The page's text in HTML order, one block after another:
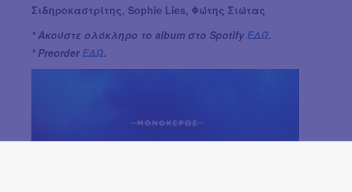
Σιδηροκαστρίτης, Sophie Lies, Φώτης Σιώτας
* Ακούστε ολόκληρο το album στο Spotify ΕΔΩ.
* Preorder ΕΔΩ.